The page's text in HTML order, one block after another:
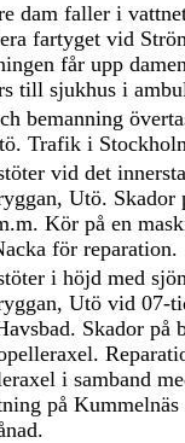
dam faller i
fartyget vid
får upp
till sjukhus i
bemanning
Trafik i
vid det
Utö. Skador
Kör på en
för reparation.
i höjd med
Utö vid 07-
Skador på
i samband
på